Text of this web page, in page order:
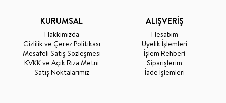
KURUMSAL
Hakkımızda
Gizlilik ve Çerez Politikası
Mesafeli Satış Sözleşmesi
KVKK ve Açık Rıza Metni
Satış Noktalarımız
ALIŞVERİŞ
Hesabım
Üyelik İşlemleri
İşlem Rehberi
Siparişlerim
İade İşlemleri